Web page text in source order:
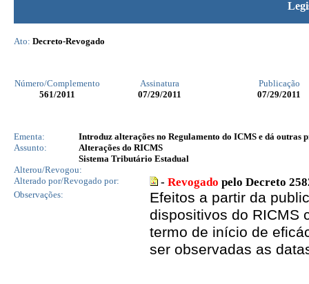
Ato: Decreto-Revogado
Número/Complemento Assinatura
Publicação
561/2011 07/29/2011 07/29/2011
Ementa:
Introduz alterações no Regulamento do ICMS e dá outras
Assunto:
Alterações do RICMS
Sistema Tributário Estadual
Alterou/Revogou:
Alterado por/Revogado por:
- Revogado pelo Decreto
Observações:
Efeitos a partir da
dispositivos do RICMS
termo de início de
ser observadas as